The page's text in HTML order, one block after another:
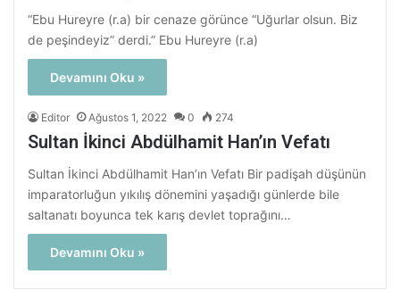
“Ebu Hureyre (r.a) bir cenaze görünce “Uğurlar olsun. Biz
de peşindeyiz” derdi.” Ebu Hureyre (r.a)
Devamını Oku »
Editor Ağustos 1, 2022 0 274
Sultan İkinci Abdülhamit Han’ın Vefatı
Sultan İkinci Abdülhamit Han’ın Vefatı Bir padişah düşünün
imparatorluğun yıkılış dönemini yaşadığı günlerde bile
saltanatı boyunca tek karış devlet toprağını…
Devamını Oku »